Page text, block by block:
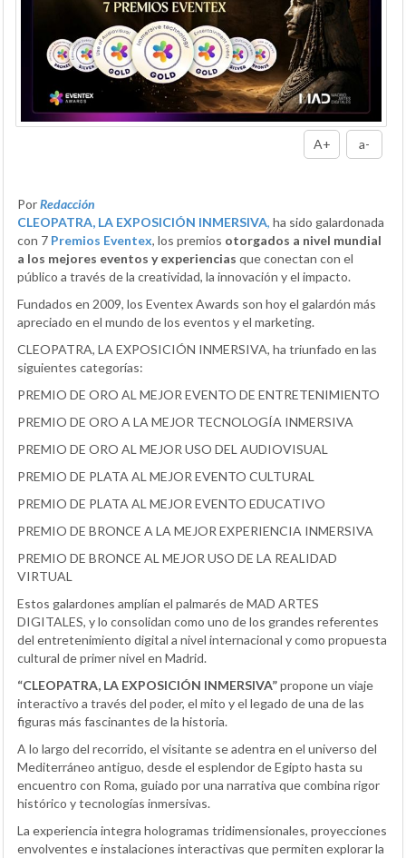
A+ a-
PorRedacción
CLEOPATRA, LA EXPOSICIÓN INMERSIVA, ha sido galardonada
con 7 Premios Eventex, los premios otorgados a nivel mundial
a los mejores eventos y experiencias que conectan con el
público a través de la creatividad, la innovación y el impacto.
Fundados en 2009, los Eventex Awards son hoy el galardón más
apreciado en el mundo de los eventos y el marketing.
CLEOPATRA, LA EXPOSICIÓN INMERSIVA, ha triunfado en las
siguientes categorías:
PREMIO DE ORO AL MEJOR EVENTO DE ENTRETENIMIENTO
PREMIO DE ORO A LA MEJOR TECNOLOGÍA INMERSIVA
PREMIO DE ORO AL MEJOR USO DEL AUDIOVISUAL
PREMIO DE PLATA AL MEJOR EVENTO CULTURAL
PREMIO DE PLATA AL MEJOR EVENTO EDUCATIVO
PREMIO DE BRONCE A LA MEJOR EXPERIENCIA INMERSIVA
PREMIO DE BRONCE AL MEJOR USO DE LA REALIDAD
VIRTUAL
Estos galardones amplían el palmarés de MAD ARTES
DIGITALES, y lo consolidan como uno de los grandes referentes
del entretenimiento digital a nivel internacional y como propuesta
cultural de primer nivel en Madrid.
“CLEOPATRA, LA EXPOSICIÓN INMERSIVA”propone un viaje
interactivo a través del poder, el mito y el legado de una de las
figuras más fascinantes de la historia.
A lo largo del recorrido, el visitante se adentra en el universo del
Mediterráneo antiguo, desde el esplendor de Egipto hasta su
encuentro con Roma, guiado por una narrativa que combina rigor
histórico y tecnologías inmersivas.
La experiencia integra hologramas tridimensionales, proyecciones
envolventes e instalaciones interactivas que permiten explorar la